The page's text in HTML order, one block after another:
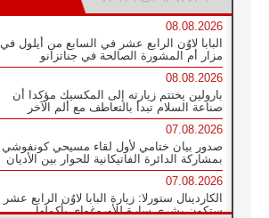
08.08.2026
البابا لاوُن الرابع عشر في السابع من أيلول في
مزار أم المشورة الصالحة في جناتزانو
08.08.2026
بارولين يختتم زيارته إلى المكسيك مؤكدا أن
صناعة السلام تبدأ بالتعاطف مع ألم الآخر
07.08.2026
صدور بيان ختامي لأول لقاء مسيحي كونفوشي
بمشاركة الدائرة الفاتيكانية للحوار بين الأديان
07.08.2026
الكاردينال ستورلا: زيارة البابا لاوُن الرابع عشر
ستكون بشرى سارة للأوروغواي بأكملها